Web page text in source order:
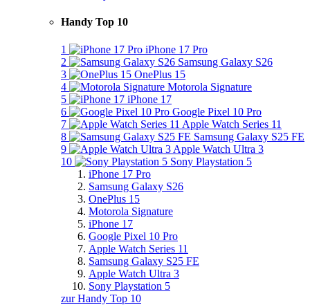
Handy Top 10
1
iPhone 17 Pro
2
Samsung Galaxy S26
3
OnePlus 15
4
Motorola Signature
5
iPhone 17
6
Google Pixel 10 Pro
7
Apple Watch Series 11
8
Samsung Galaxy S25 FE
9
Apple Watch Ultra 3
10
Sony Playstation 5
iPhone 17 Pro
Samsung Galaxy S26
OnePlus 15
Motorola Signature
iPhone 17
Google Pixel 10 Pro
Apple Watch Series 11
Samsung Galaxy S25 FE
Apple Watch Ultra 3
Sony Playstation 5
zur Handy Top 10